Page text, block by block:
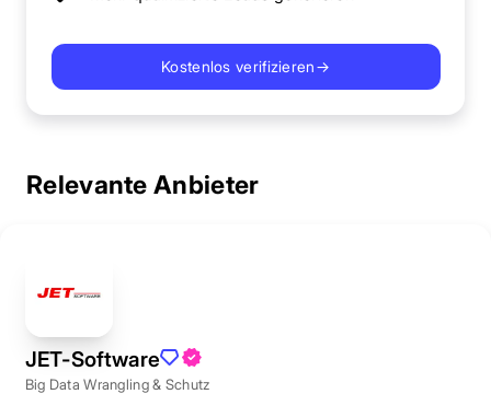
Kostenlos verifizieren→
Relevante Anbieter
JET-Software
Big Data Wrangling & Schutz